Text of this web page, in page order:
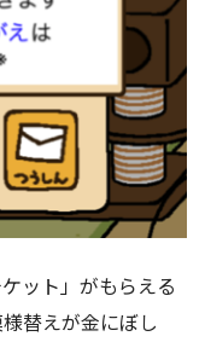
ット」がもらえる
替えが金にぼし